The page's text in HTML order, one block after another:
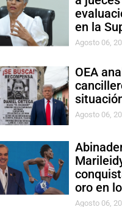
en la
Agosto 06,
OEA
Agosto 06,
oro en
Agosto 06,